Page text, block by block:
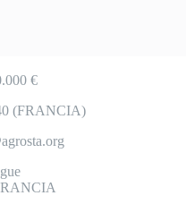
€
(FRANCIA)